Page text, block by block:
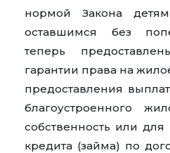
нормой Закона
оставшимся без
теперь
гарантии права на
предоставления
благоустроенного
собственность или
кредита (займа) по